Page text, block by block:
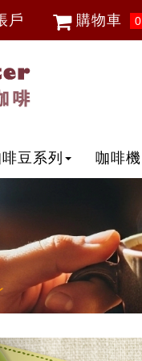
戶 購物車 0
豆系列 咖啡機